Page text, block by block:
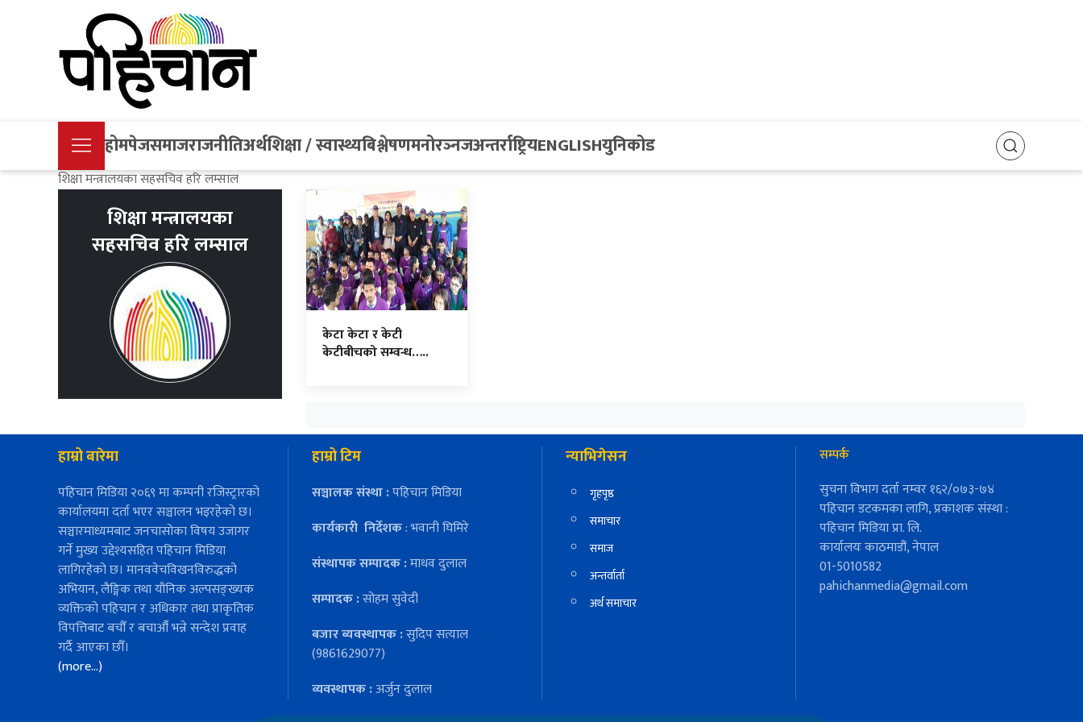
होमपेजसमाजराजनीतिअर्थशिक्षा / स्वास्थ्यबिश्लेषणमनोरञ्नजअन्तर्राष्ट्रियENGLISHयुनिकोड
शिक्षा मन्त्रालयका सहसचिव हरि लम्साल
शिक्षा मन्त्रालयका
सहसचिव हरि लम्साल
केटा केटा र केटी
केटीबीचको सम्वन्ध…..
हाम्रो बारेमा
पहिचान मिडिया २०६९ मा कम्पनी रजिस्ट्रारको
कार्यालयमा दर्ता भएर सञ्चालन भइरहेको छ।
सञ्चारमाध्यमबाट जनचासोका विषय उजागर
गर्ने मुख्य उद्देश्यसहित पहिचान मिडिया
लागिरहेको छ। मानववेचविखनविरुद्धको
अभियान, लैङ्गिक तथा यौनिक अल्पसङ्ख्यक
व्यक्तिको पहिचान र अधिकार तथा प्राकृतिक
विपत्तिबाट बचौँ र बचाऔँ भन्ने सन्देश प्रवाह
गर्दै आएका छौँ।
(more…)
हाम्रो टिम
सञ्चालक संस्था :पहिचान मिडिया
कार्यकारी निर्देशक: भवानी घिमिरे
संस्थापक सम्पादक :माधव दुलाल
सम्पादक :सोहम सुवेदी
बजार ब्यवस्थापक :सुदिप सत्याल
(9861629077)
व्यवस्थापक :अर्जुन दुलाल
न्याभिगेसन
गृहपृष्ठ
समाचार
समाज
अन्तर्वार्ता
अर्थ समाचार
सम्पर्क
सुचना विभाग दर्ता नम्वर १६२/०७३-७४
पहिचान डटकमका लागि, प्रकाशक संस्था :
पहिचान मिडिया प्रा. लि.
कार्यालयः काठमाडौं, नेपाल
01-5010582
pahichanmedia@gmail.com